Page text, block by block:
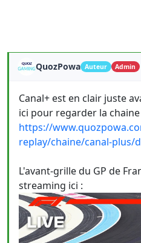
QuozPowa Auteur Admin
Canal+ est en clair juste
ici pour regarder la chaine
https://
replay/chaine/canal-plus/
L'avant-grille du GP de
streaming ici :